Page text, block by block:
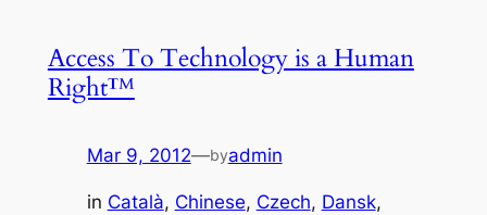
Access To Technology is a Human
Right™
Mar 9, 2012—byadmin
in Català, Chinese, Czech, Dansk